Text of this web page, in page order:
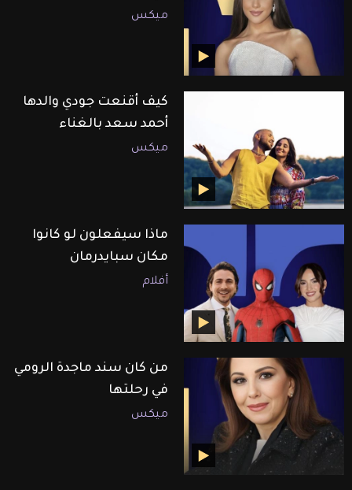
ميكس
كيف أقنعت جودي والدها
أحمد سعد بالغناء
ميكس
ماذا سيفعلون لو كانوا
مكان سبايدرمان
أفلام
من كان سند ماجدة الرومي
في رحلتها
ميكس